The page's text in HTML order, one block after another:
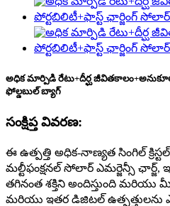
అధిక మార్పిడి రేటు+దీర్ఘ
ఫోల్డబుల్ బ్యాగ్
సంక్షిప్త వివరణ:
ఈ ఉత్పత్తి అధిక-నాణ్యత సింగిల్
మల్టీఫంక్షనల్ సోలార్ ఎమర్జెన్సీ
తగినంత శక్తిని అందిస్తుంది
మరియు ఇతర డిజిటల్ ఉత్పత్తులను